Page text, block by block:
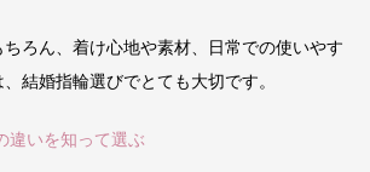
ちろん、着け心地や素材、日常での使いやす
結婚指輪選びでとても大切です。
違いを知って選ぶ